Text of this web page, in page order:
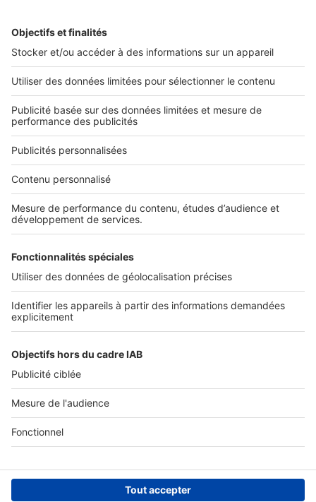
2 rue des Italiens 75009 Paris
01 53 38 80 00
Nos solutions pro
Actualités pro
Nous contacter
Connexion à My SeLoger Pro
Espace Presse